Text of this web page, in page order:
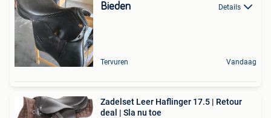
Bieden Details
Tervuren Vandaag
Zadelset Leer Haflinger 17.5 | Retour
deal | Sla nu toe